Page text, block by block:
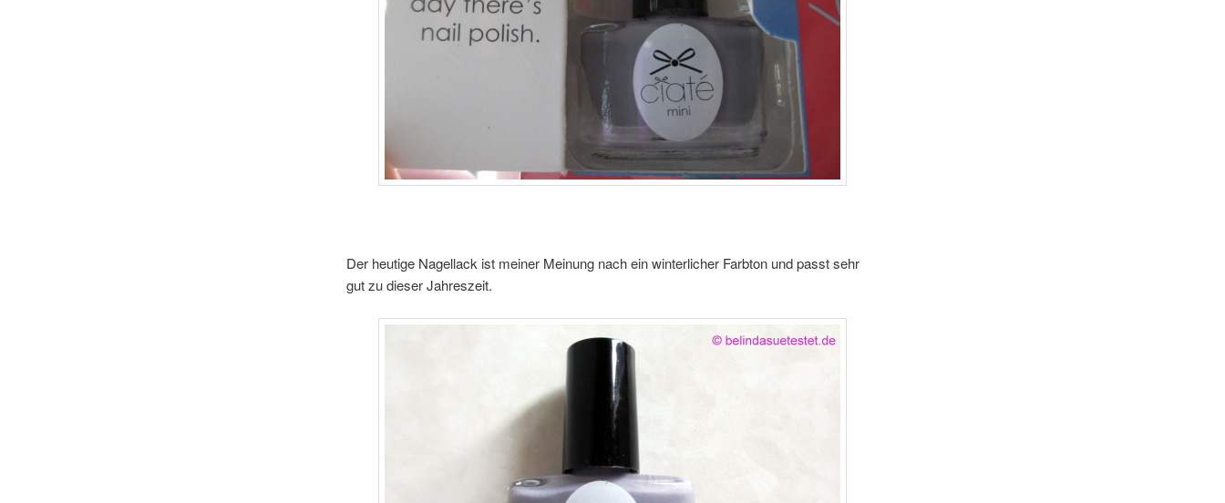
Der heutige Nagellack ist meiner Meinung nach ein winterlicher Farbton und passt sehr
gut zu dieser Jahreszeit.